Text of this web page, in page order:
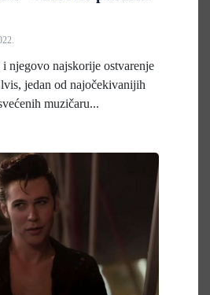
njegovo najskorije ostvarenje
jedan od najočekivanijih
muzičaru...